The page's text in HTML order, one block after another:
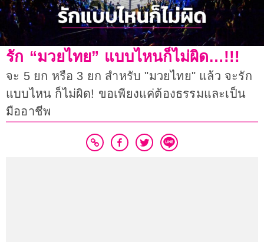
รัก “มวยไทย” แบบไหนก็ไม่ผิด…!!!
จะ 5 ยก หรือ 3 ยก สำหรับ "มวยไทย" แล้ว จะรัก
แบบไหน ก็ไม่ผิด! ขอเพียงแค่ต้องธรรมและเป็น
มืออาชีพ